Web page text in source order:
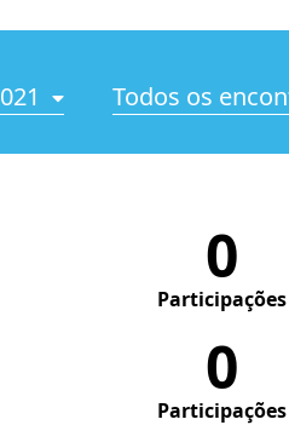
Todos os
0
Participações
0
Participações